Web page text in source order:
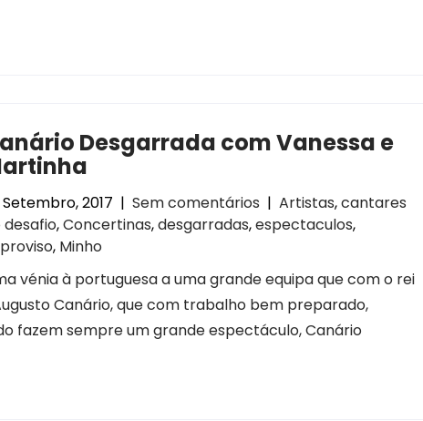
Desgarrada com Vanessa e
Setembro, 2017 | Sem comentários | Artistas,cantares
desafio,Concertinas,desgarradas,espectaculos,
, Minho
vénia à portuguesa a uma grande equipa que com o rei
Canário, que com trabalho bem preparado,
fazem sempre um grande espectáculo, Canário